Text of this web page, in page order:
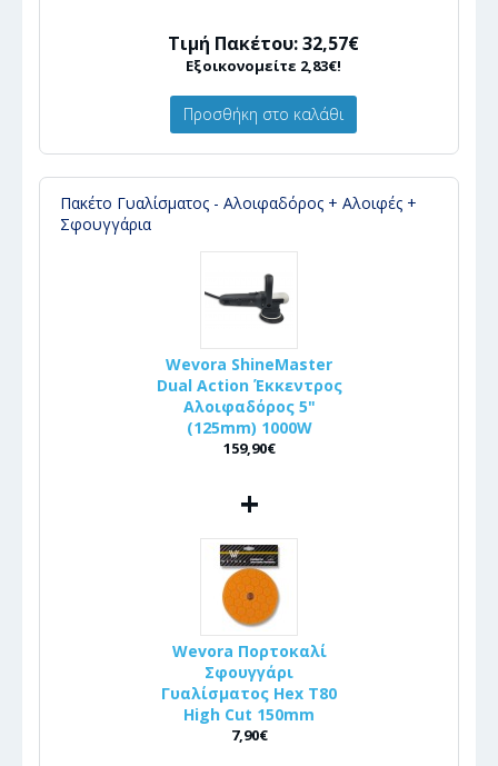
Τιμή Πακέτου: 32,57€
Εξοικονομείτε 2,83€!
Προσθήκη στο καλάθι
Πακέτο Γυαλίσματος - Αλοιφαδόρος + Αλοιφές +
Σφουγγάρια
Wevora ShineMaster
Dual Action Έκκεντρος
Αλοιφαδόρος 5"
(125mm) 1000W
159,90€
+
Wevora Πορτοκαλί
Σφουγγάρι
Γυαλίσματος Hex T80
High Cut 150mm
7,90€